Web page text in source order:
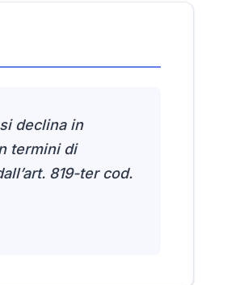
declina in
termini di
819-ter cod.